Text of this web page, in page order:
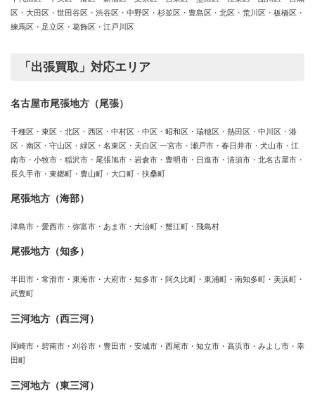
区・大田区・世田谷区・渋谷区・中野区・杉並区・豊島区・北区・荒川区・板橋区・
練馬区・足立区・葛飾区・江戸川区
「出張買取」対応エリア
名古屋市尾張地方（尾張）
千種区・東区・北区・西区・中村区・中区・昭和区・瑞穂区・熱田区・中川区・港
区・南区・守山区・緑区・名東区・天白区 一宮市・瀬戸市・春日井市・犬山市・江
南市・小牧市・稲沢市・尾張旭市・岩倉市・豊明市・日進市・清須市・北名古屋市・
長久手市・東郷町・豊山町・大口町・扶桑町
尾張地方（海部）
津島市・愛西市・弥富市・あま市・大治町・蟹江町・飛島村
尾張地方（知多）
半田市・常滑市・東海市・大府市・知多市・阿久比町・東浦町・南知多町・美浜町・
武豊町
三河地方（西三河）
岡崎市・碧南市・刈谷市・豊田市・安城市・西尾市・知立市・高浜市・みよし市・幸
田町
三河地方（東三河）